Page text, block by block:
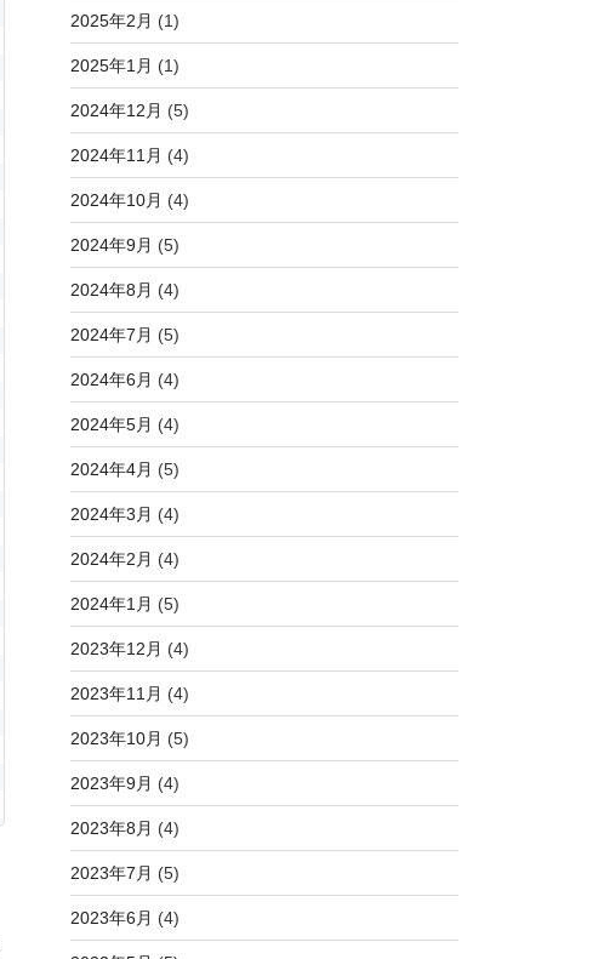
2025年2月 (1)
2025年1月 (1)
2024年12月 (5)
2024年11月 (4)
2024年10月 (4)
2024年9月 (5)
2024年8月 (4)
2024年7月 (5)
2024年6月 (4)
2024年5月 (4)
2024年4月 (5)
2024年3月 (4)
2024年2月 (4)
2024年1月 (5)
2023年12月 (4)
2023年11月 (4)
2023年10月 (5)
2023年9月 (4)
2023年8月 (4)
2023年7月 (5)
2023年6月 (4)